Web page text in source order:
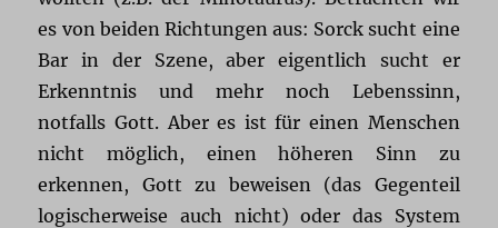
es von beiden Richtungen aus: Sorck sucht eine
Bar in der Szene, aber eigentlich sucht er
Erkenntnis und mehr noch Lebenssinn,
notfalls Gott. Aber es ist für einen Menschen
nicht möglich, einen höheren Sinn zu
erkennen, Gott zu beweisen (das Gegenteil
logischerweise auch nicht) oder das System